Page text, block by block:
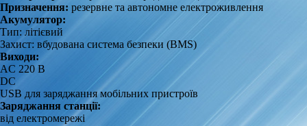
Призначення: резервне та автономне електроживлення
Акумулятор:
Тип: літієвий
Захист: вбудована система безпеки (BMS)
Виходи:
AC 220 В
DC
USB для заряджання мобільних пристроїв
Заряджання станції:
від електромережі